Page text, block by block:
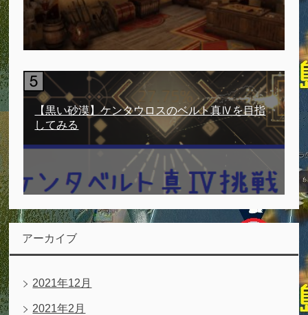
【黒い砂漠】ケンタウロスのベルト真Ⅳを目指
してみる
アーカイブ
2021年12月
2021年2月